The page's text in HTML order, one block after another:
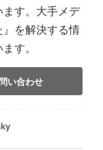
す。大手メデ
を解決する情
す。
い合わせ